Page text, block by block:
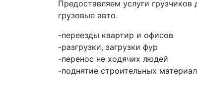
Предоставляем услуги грузчиков
грузовые авто.
-переезды квартир и офисов
-разгрузки, загрузки фур
-перенос не ходячих людей
-поднятие строительных